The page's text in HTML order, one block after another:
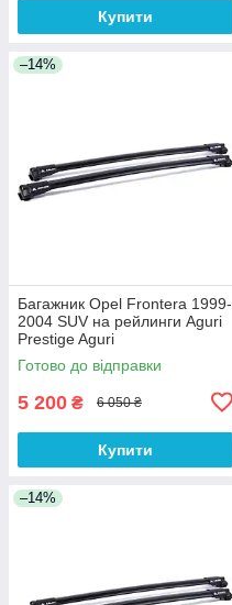
Купити
–14%
Багажник Opel Frontera 1999-
2004 SUV на рейлинги Aguri
Prestige Aguri
Готово до відправки
5 200 ₴ 6 050 ₴
Купити
–14%